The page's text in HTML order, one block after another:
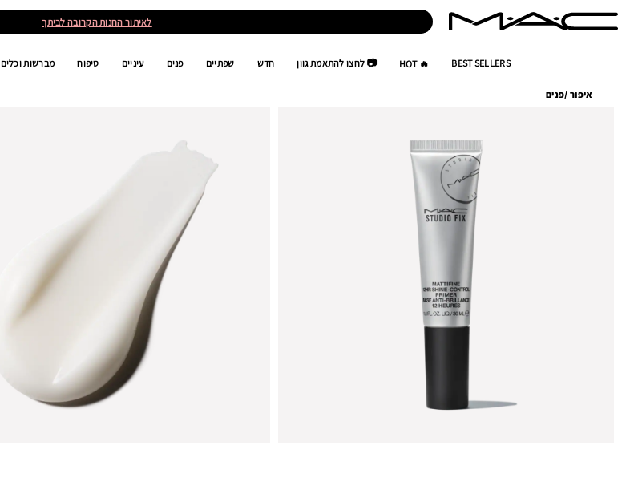
לאיתור החנות הקרובה לביתך
BEST SELLERS
🔥 HOT 📷 לחצו להתאמת גוון חדש שפתיים פנים עיניים טיפוח מברשות וכלים
איפור /פנים